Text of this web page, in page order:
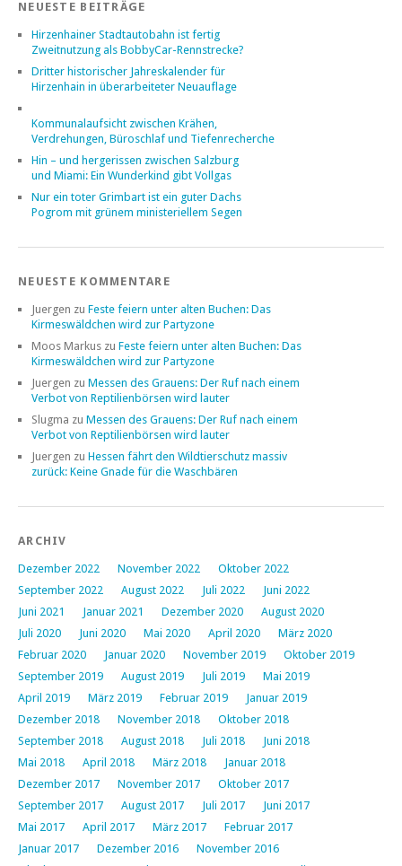
NEUESTE BEITRÄGE
Hirzenhainer Stadtautobahn ist fertig
Zweitnutzung als BobbyCar-Rennstrecke?
Dritter historischer Jahreskalender für
Hirzenhain in überarbeiteter Neuauflage
Kommunalaufsicht zwischen Krähen,
Verdrehungen, Büroschlaf und Tiefenrecherche
Hin – und hergerissen zwischen Salzburg
und Miami: Ein Wunderkind gibt Vollgas
Nur ein toter Grimbart ist ein guter Dachs
Pogrom mit grünem ministeriellem Segen
NEUESTE KOMMENTARE
Juergen zu Feste feiern unter alten Buchen: Das
Kirmeswäldchen wird zur Partyzone
Moos Markus zu Feste feiern unter alten Buchen: Das
Kirmeswäldchen wird zur Partyzone
Juergen zu Messen des Grauens: Der Ruf nach einem
Verbot von Reptilienbörsen wird lauter
Slugma zu Messen des Grauens: Der Ruf nach einem
Verbot von Reptilienbörsen wird lauter
Juergen zu Hessen fährt den Wildtierschutz massiv
zurück: Keine Gnade für die Waschbären
ARCHIV
Dezember 2022 November 2022
Oktober 2022
September 2022
August 2022 Juli 2022
Juni 2022
Juni 2021
Januar 2021 Dezember 2020
August 2020
Juli 2020
Juni 2020 Mai 2020 April 2020
März 2020
Februar 2020
Januar 2020 November 2019
Oktober 2019
September 2019
August 2019 Juli 2019
Mai 2019
April 2019
März 2019 Februar 2019
Januar 2019
Dezember 2018
November 2018
Oktober 2018
September 2018
August 2018 Juli 2018
Juni 2018
Mai 2018
April 2018 März 2018
Januar 2018
Dezember 2017
November 2017
Oktober 2017
September 2017
August 2017 Juli 2017
Juni 2017
Mai 2017
April 2017 März 2017
Februar 2017
Januar 2017
Dezember 2016
November 2016